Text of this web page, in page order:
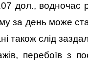
дол., водночас
за день може
також слід
перебоїв з